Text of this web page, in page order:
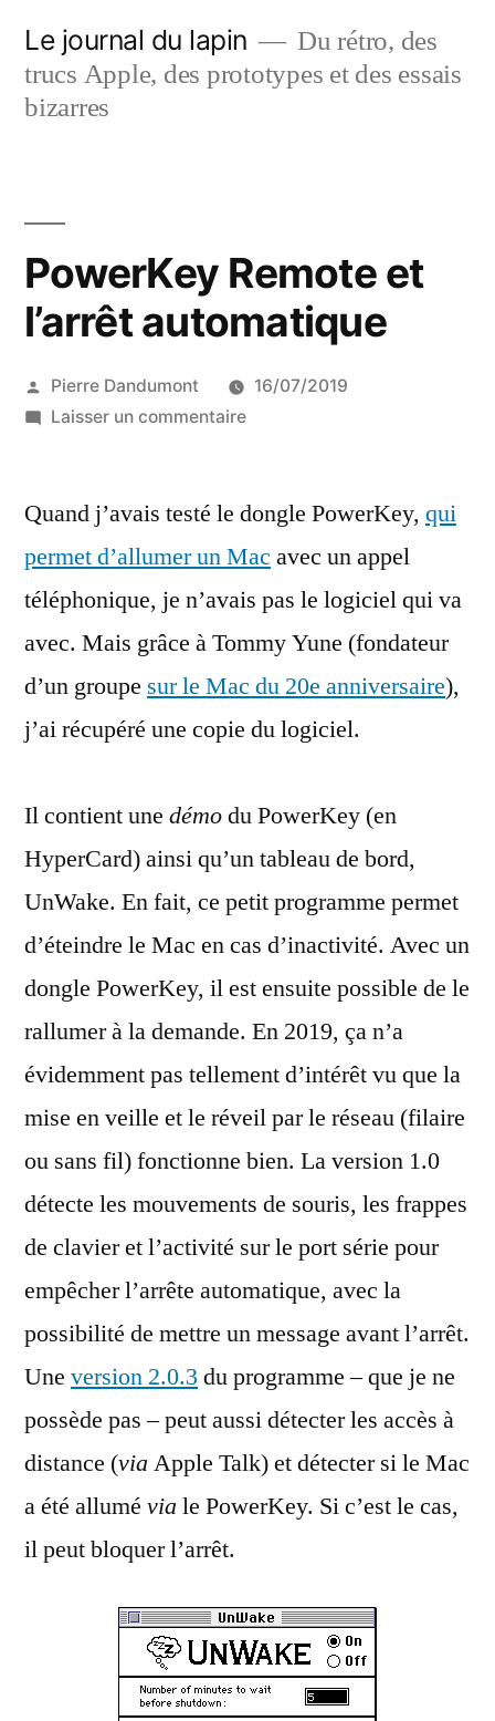
contenu
Le journal du lapin
Du rétro, des
trucs Apple, des prototypes et des essais
bizarres
PowerKey Remote et
l’arrêt automatique
Publié
par
Pierre Dandumont
16/07/2019
Laisser un commentairesur
et
automatique
Quand j’avais testé le dongle PowerKey, qui
permet d’allumer un Mac avec un appel
téléphonique, je n’avais pas le logiciel qui va
avec. Mais grâce à Tommy Yune (fondateur
d’un groupe sur le Mac du 20e anniversaire),
j’ai récupéré une copie du logiciel.
Il contient une démodu PowerKey (en
HyperCard) ainsi qu’un tableau de bord,
UnWake. En fait, ce petit programme permet
d’éteindre le Mac en cas d’inactivité. Avec un
dongle PowerKey, il est ensuite possible de le
rallumer à la demande. En 2019, ça n’a
évidemment pas tellement d’intérêt vu que la
mise en veille et le réveil par le réseau (filaire
ou sans fil) fonctionne bien. La version 1.0
détecte les mouvements de souris, les frappes
de clavier et l’activité sur le port série pour
empêcher l’arrête automatique, avec la
possibilité de mettre un message avant l’arrêt.
Une version 2.0.3 du programme – que je ne
possède pas – peut aussi détecter les accès à
distance (via Apple Talk) et détecter si le Mac
a été allumé via le PowerKey. Si c’est le cas,
il peut bloquer l’arrêt.